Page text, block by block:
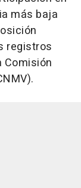
más baja
registros
Comisión